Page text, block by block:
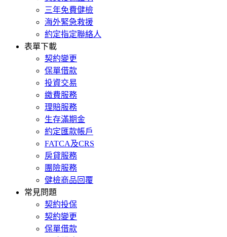
三年免費健檢
海外緊急救援
約定指定聯絡人
表單下載
契約變更
保單借款
投資交易
繳費服務
理賠服務
生存滿期金
約定匯款帳戶
FATCA及CRS
房貸服務
團險服務
健檢商品回覆
常見問題
契約投保
契約變更
保單借款